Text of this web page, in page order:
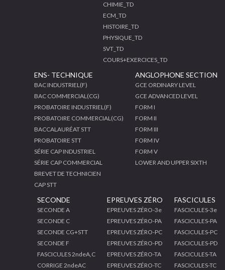
CHIMIE_TD
ECM_TD
HISTOIRE_TD
PHYSIQUE_TD
SVT_TD
COURS+EXERCICES_TD
ENS- TECHNIQUE
BAC INDUSTRIEL(F)
BAC COMMERCIAL(CG)
PROBATOIRE INDUSTRIEL(F)
PROBATOIRE COMMERCIAL(CG)
BACCALAURÉAT STT
PROBATOIRE STT
SÉRIE CAP INDUSTRIEL
SÉRIE CAP COMMERCIAL
BREVET DE TECHNICIEN
CAP STT
ANGLOPHONE SECTION
GCE ORDINARY LEVEL
GCE ADVANCED LEVEL
FORM I
FORM II
FORM III
FORM IV
FORM V
LOWER AND UPPER SIXTH
SECONDE
SECONDE A
SECONDE C
SECONDE CG+STT
SECONDE F
FASCICULES 2ndeA,C
CORRIGE 2ndeAC
EPREUVES ZÉRO
EPREUVES ZÉRO-3e
EPREUVES ZÉRO-PA
EPREUVES ZÉRO-PC
EPREUVES ZÉRO-PD
EPREUVES ZÉRO-TA
EPREUVES ZÉRO-TC
FASCICULES
FASCICULES-3e
FASCICULES-PA
FASCICULES-PC
FASCICULES-PD
FASCICULES-TA
FASCICULES-TC